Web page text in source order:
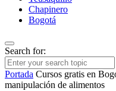
Chapinero
Bogotá
Search for:
Portada Cursos gratis en
manipulación de alimentos